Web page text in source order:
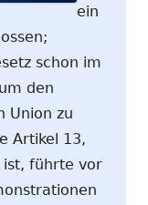
ein
schon im
den
Union zu
Artikel 13,
ist, führte vor